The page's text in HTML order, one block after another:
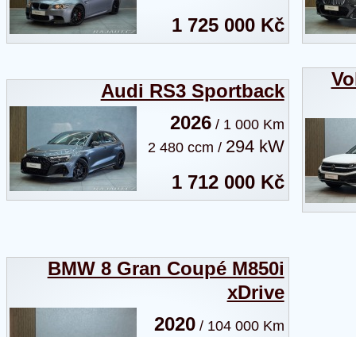
1 725 000 Kč
Audi RS3 Sportback
2026/ 1 000 Km
2 480 ccm / 294 kW
1 712 000 Kč
BMW 8 Gran Coupé M850i
xDrive
2020/ 104 000 Km